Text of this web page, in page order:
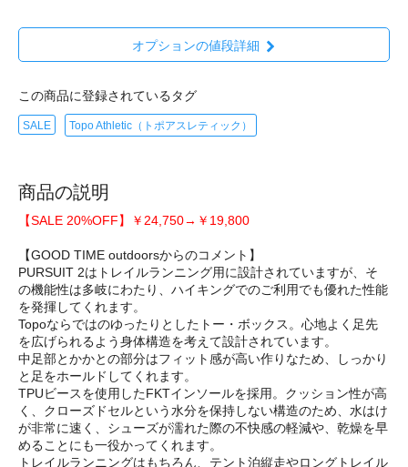
オプションの値段詳細
この商品に登録されているタグ
SALE Topo Athletic（トポアスレティック）
商品の説明
【SALE 20%OFF】￥24,750→￥19,800
【GOOD TIME outdoorsからのコメント】
PURSUIT 2はトレイルランニング用に設計されていますが、そ
の機能性は多岐にわたり、ハイキングでのご利用でも優れた性能
を発揮してくれます。
Topoならではのゆったりとしたトー・ボックス。心地よく足先
を広げられるよう身体構造を考えて設計されています。
中足部とかかとの部分はフィット感が高い作りなため、しっかり
と足をホールドしてくれます。
TPUビースを使用したFKTインソールを採用。クッション性が高
く、クローズドセルという水分を保持しない構造のため、水はけ
が非常に速く、シューズが濡れた際の不快感の軽減や、乾燥を早
めることにも一役かってくれます。
トレイルランニングはもちろん、テント泊縦走やロングトレイル